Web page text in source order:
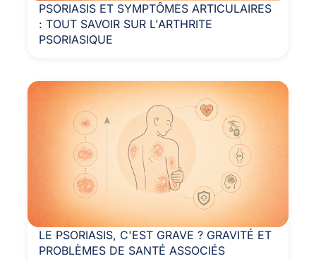
PSORIASIS ET SYMPTÔMES ARTICULAIRES
: TOUT SAVOIR SUR L'ARTHRITE
PSORIASIQUE
LE PSORIASIS, C'EST GRAVE ? GRAVITÉ ET
PROBLÈMES DE SANTÉ ASSOCIÉS